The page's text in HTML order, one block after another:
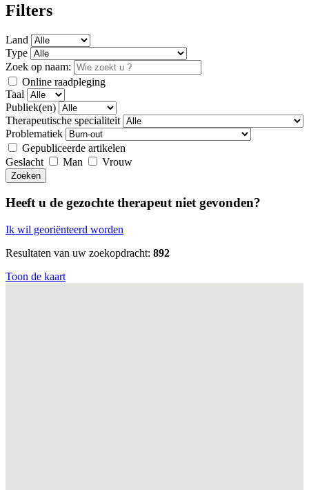
Filters
Land
Type
Zoek op naam:
Online raadpleging
Taal
Publiek(en)
Therapeutische specialiteit
Problematiek
Gepubliceerde artikelen
Geslacht
Man Vrouw
Zoeken
Heeft u de gezochte therapeut niet gevonden?
Ik wil georiënteerd worden
Resultaten van uw zoekopdracht: 892
Toon de kaart